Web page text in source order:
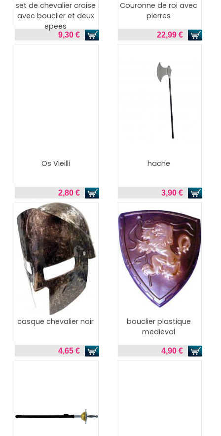
set de chevalier croise
avec bouclier et deux
epees
9,30 €
Couronne de roi avec
pierres
22,99 €
Os Vieilli
2,80 €
hache
3,90 €
casque chevalier noir
4,65 €
bouclier plastique
medieval
4,90 €